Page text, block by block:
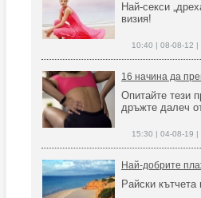
Най-секси
визия!
10:40 | 08-08-12 |
16 начина да
Опитайте тези
дръжте далеч
15:30 | 04-08-19 |
Най-добрите
Райски кътчета